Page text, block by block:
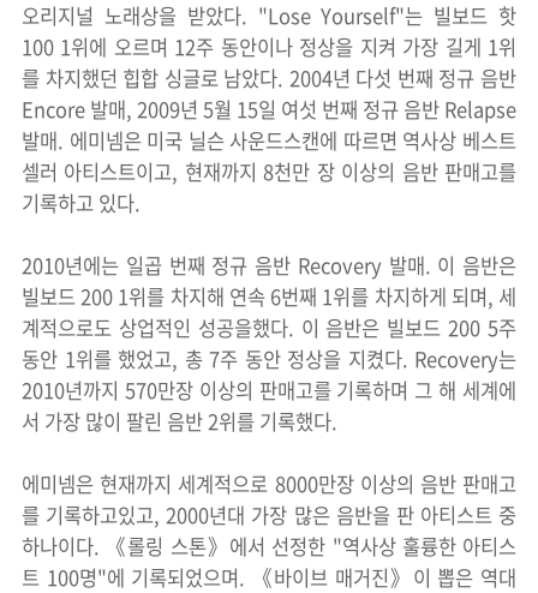
오리지널 노래상을 받았다. "Lose Yourself"는 빌보드 핫
100 1위에 오르며 12주 동안이나 정상을 지켜 가장 길게 1위
를 차지했던 힙합 싱글로 남았다. 2004년 다섯 번째 정규 음반
Encore 발매, 2009년 5월 15일 여섯 번째 정규 음반 Relapse
발매. 에미넴은 미국 닐슨 사운드스캔에 따르면 역사상 베스트
셀러 아티스트이고, 현재까지 8천만 장 이상의 음반 판매고를
기록하고 있다.
2010년에는 일곱 번째 정규 음반 Recovery 발매. 이 음반은
빌보드 200 1위를 차지해 연속 6번째 1위를 차지하게 되며, 세
계적으로도 상업적인 성공을했다. 이 음반은 빌보드 200 5주
동안 1위를 했었고, 총 7주 동안 정상을 지켰다. Recovery는
2010년까지 570만장 이상의 판매고를 기록하며 그 해 세계에
서 가장 많이 팔린 음반 2위를 기록했다.
에미넴은 현재까지 세계적으로 8000만장 이상의 음반 판매고
를 기록하고있고, 2000년대 가장 많은 음반을 판 아티스트 중
하나이다. 《롤링 스톤》에서 선정한 "역사상 훌륭한 아티스
트 100명"에 기록되었으며. 《바이브 매거진》이 뽑은 역대